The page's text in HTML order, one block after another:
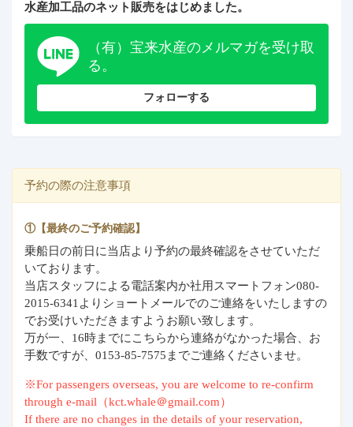
水産加工品のネット販売をはじめました。
（有）宝来水産のメルマガを受け取
る。
フォローする
予約の際の注意事項
①【最終のご予約確認】
乗船日の前日に当店より予約の最終確認をさせていただ
いております。
当店スタッフによる電話案内か社用スマートフォン080-
2015-6341よりショートメールでのご連絡をいたしますの
でお受けいただきますようお願い致します。
万が一、16時までにこちらから連絡がなかった場合、お
手数ですが、0153-85-7575までご連絡くださいませ。
※For passengers overseas, you are welcome to re-confirm
through e-mail（kct.whale＠gmail.com）
If there are no changes in the details of your reservation,